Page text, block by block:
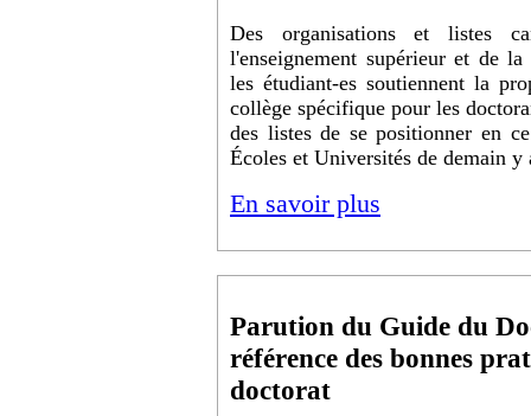
Des organisations et listes
l'enseignement supérieur et de
les étudiant-es soutiennent la
collège spécifique pour les
des listes de se positionner en
Écoles et Universités de demain
En savoir plus
Parution du Guide du
référence des bonnes
doctorat